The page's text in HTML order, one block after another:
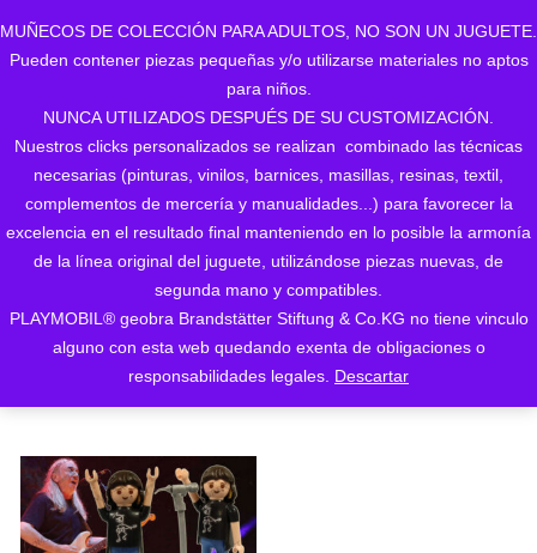
MUÑECOS DE COLECCIÓN PARA ADULTOS, NO SON UN JUGUETE.
Pueden contener piezas pequeñas y/o utilizarse materiales no aptos
para niños.
NUNCA UTILIZADOS DESPUÉS DE SU CUSTOMIZACIÓN.
Nuestros clicks personalizados se realizan combinado las técnicas
necesarias (pinturas, vinilos, barnices, masillas, resinas, textil,
complementos de mercería y manualidades...) para favorecer la
excelencia en el resultado final manteniendo en lo posible la armonía
de la línea original del juguete, utilizándose piezas nuevas, de
segunda mano y compatibles.
PLAYMOBIL® geobra Brandstätter Stiftung & Co.KG no tiene vinculo
alguno con esta web quedando exenta de obligaciones o
responsabilidades legales. Descartar
Mostrando el único resultado
ORDENAR POR LOS
ÚLTIMOS